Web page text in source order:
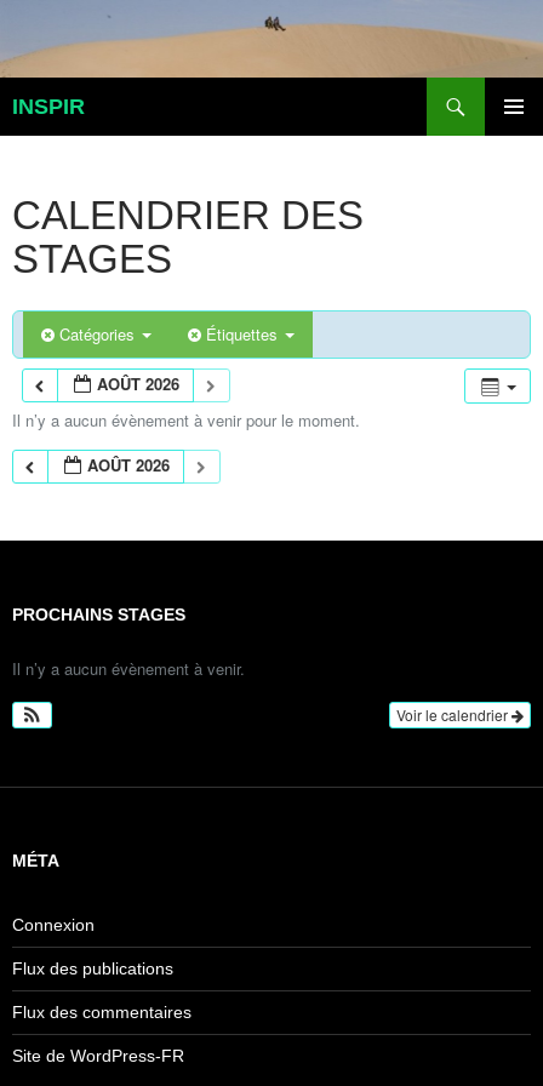
INSPIR
CALENDRIER DES
STAGES
Catégories Étiquettes
AOÛT 2026
Il n’y a aucun évènement à venir pour le moment.
AOÛT 2026
PROCHAINS STAGES
Il n’y a aucun évènement à venir.
Voir le calendrier
MÉTA
Connexion
Flux des publications
Flux des commentaires
Site de WordPress-FR